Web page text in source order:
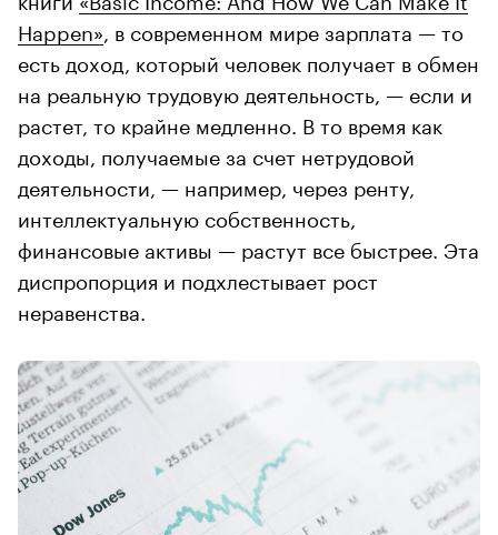
Happen» , в современном мире зарплата — то
есть доход, который человек получает в обмен
на реальную трудовую деятельность, — если и
растет, то крайне медленно. В то время как
доходы, получаемые за счет нетрудовой
деятельности, — например, через ренту,
интеллектуальную собственность,
финансовые активы — растут все быстрее. Эта
диспропорция и подхлестывает рост
неравенства.